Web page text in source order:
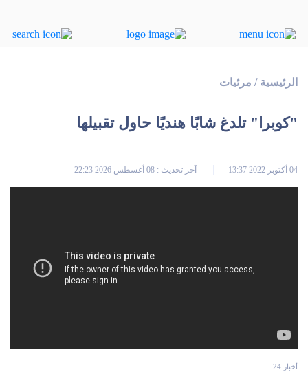
الرئيسية / مرئيات
"كوبرا" تلدغ شابًا هنديًا حاول تقبيلها
04 أكتوبر 2022 13:37 آخر تحديث : 08 أغسطس 2026 22:23
أخبار 24